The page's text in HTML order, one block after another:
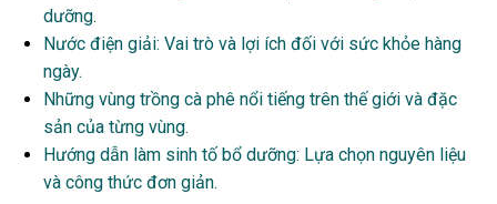
dưỡng.
Nước điện giải: Vai trò và lợi ích đối với sức khỏe hàng
ngày.
Những vùng trồng cà phê nổi tiếng trên thế giới và đặc
sản của từng vùng.
Hướng dẫn làm sinh tố bổ dưỡng: Lựa chọn nguyên liệu
và công thức đơn giản.